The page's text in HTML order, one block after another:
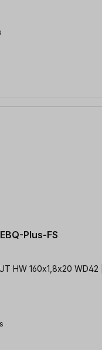
Plus-FS
HW 160x1,8x20